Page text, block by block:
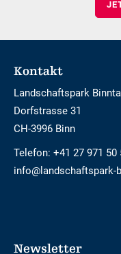
Footer
Kontakt
Landschaftspark Binntal
Dorfstrasse 31
CH-3996 Binn
Telefon: +41 27 971 50
info@landschaftspark-
Newsletter